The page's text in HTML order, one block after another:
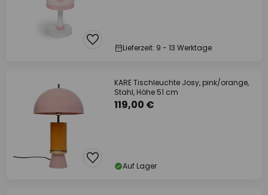
Lieferzeit: 9 - 13 Werktage
KARE Tischleuchte Josy, pink/orange,
Stahl, Höhe 51 cm
119,00 €
Auf Lager